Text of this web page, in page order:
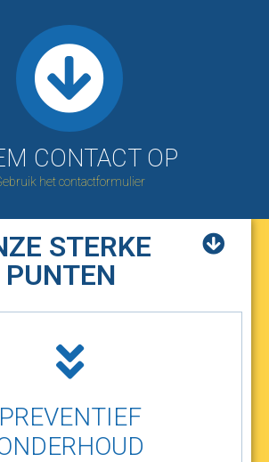
CONTACT OP
het contactformulier
STERKE
PUNTEN
PREVENTIEF